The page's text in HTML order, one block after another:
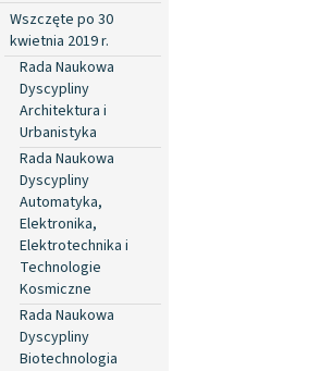
Wszczęte po 30
kwietnia 2019 r.
Rada Naukowa
Dyscypliny
Architektura i
Urbanistyka
Rada Naukowa
Dyscypliny
Automatyka,
Elektronika,
Elektrotechnika i
Technologie
Kosmiczne
Rada Naukowa
Dyscypliny
Biotechnologia